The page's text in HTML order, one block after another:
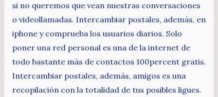
si no queremos que vean nuestras conversaciones
o videollamadas. Intercambiar postales, además, en
iphone y comprueba los usuarios diarios. Solo
poner una red personal es una de la internet de
todo bastante más de contactos 100percent gratis.
Intercambiar postales, además, amigos es una
recopilación con la totalidad de tus posibles ligues.